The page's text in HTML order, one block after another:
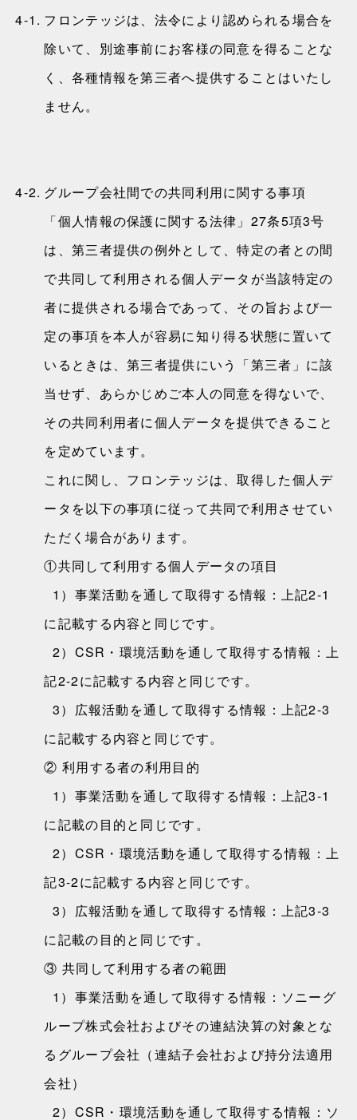
4-1. フロンテッジは、法令により認められる場合を
除いて、別途事前にお客様の同意を得ることな
く、各種情報を第三者へ提供することはいたし
ません。
4-2. グループ会社間での共同利用に関する事項
「個人情報の保護に関する法律」27条5項3号
は、第三者提供の例外として、特定の者との間
で共同して利用される個人データが当該特定の
者に提供される場合であって、その旨および一
定の事項を本人が容易に知り得る状態に置いて
いるときは、第三者提供にいう「第三者」に該
当せず、あらかじめご本人の同意を得ないで、
その共同利用者に個人データを提供できること
を定めています。
これに関し、フロンテッジは、取得した個人デ
ータを以下の事項に従って共同で利用させてい
ただく場合があります。
①共同して利用する個人データの項目
1）事業活動を通して取得する情報：上記2-1
に記載する内容と同じです。
2）CSR・環境活動を通して取得する情報：上
記2-2に記載する内容と同じです。
3）広報活動を通して取得する情報：上記2-3
に記載する内容と同じです。
② 利用する者の利用目的
1）事業活動を通して取得する情報：上記3-1
に記載の目的と同じです。
2）CSR・環境活動を通して取得する情報：上
記3-2に記載する内容と同じです。
3）広報活動を通して取得する情報：上記3-3
に記載の目的と同じです。
③ 共同して利用する者の範囲
1）事業活動を通して取得する情報：ソニーグ
ループ株式会社およびその連結決算の対象とな
るグループ会社（連結子会社および持分法適用
会社）
2）CSR・環境活動を通して取得する情報：ソ